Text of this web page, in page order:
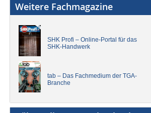
Weitere Fachmagazine
SHK Profi – Online-Portal für das
SHK-Handwerk
tab – Das Fachmedium der TGA-
Branche